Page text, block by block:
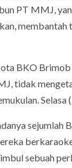
PT MMJ,
BKO
tidak
sebuah